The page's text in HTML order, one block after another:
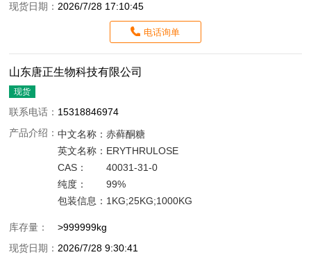
现货日期： 2026/7/28 17:10:45
电话询单
山东唐正生物科技有限公司
现货
联系电话： 15318846974
产品介绍：中文名称：赤藓酮糖
英文名称： ERYTHRULOSE
CAS：
40031-31-0
纯度：
99%
包装信息： 1KG;25KG;1000KG
库存量：
>999999kg
现货日期： 2026/7/28 9:30:41